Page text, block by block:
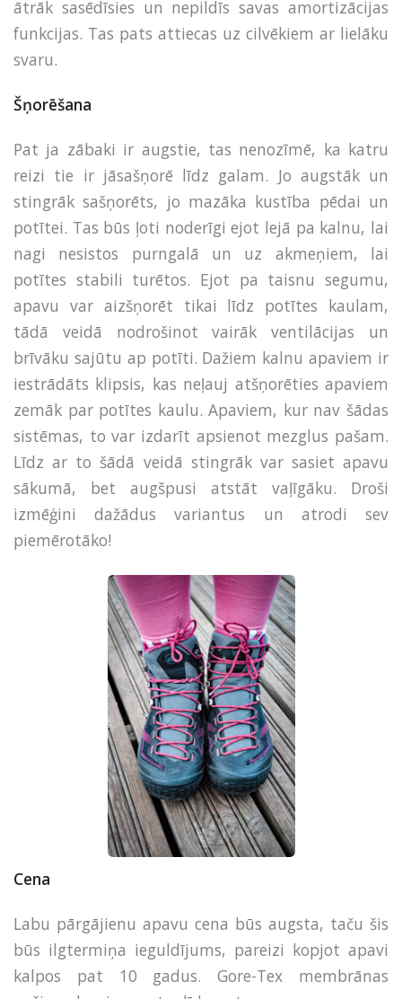
ātrāk sasēdīsies un nepildīs savas amortizācijas
funkcijas. Tas pats attiecas uz cilvēkiem ar lielāku
svaru.
Šņorēšana
Pat ja zābaki ir augstie, tas nenozīmē, ka katru
reizi tie ir jāsašņorē līdz galam. Jo augstāk un
stingrāk sašņorēts, jo mazāka kustība pēdai un
potītei. Tas būs ļoti noderīgi ejot lejā pa kalnu, lai
nagi nesistos purngalā un uz akmeņiem, lai
potītes stabili turētos. Ejot pa taisnu segumu,
apavu var aizšņorēt tikai līdz potītes kaulam,
tādā veidā nodrošinot vairāk ventilācijas un
brīvāku sajūtu ap potīti. Dažiem kalnu apaviem ir
iestrādāts klipsis, kas neļauj atšņorēties apaviem
zemāk par potītes kaulu. Apaviem, kur nav šādas
sistēmas, to var izdarīt apsienot mezglus pašam.
Līdz ar to šādā veidā stingrāk var sasiet apavu
sākumā, bet augšpusi atstāt vaļīgāku. Droši
izmēģini dažādus variantus un atrodi sev
piemērotāko!
Cena
Labu pārgājienu apavu cena būs augsta, taču šis
būs ilgtermiņa ieguldījums, pareizi kopjot apavi
kalpos pat 10 gadus. Gore-Tex membrānas